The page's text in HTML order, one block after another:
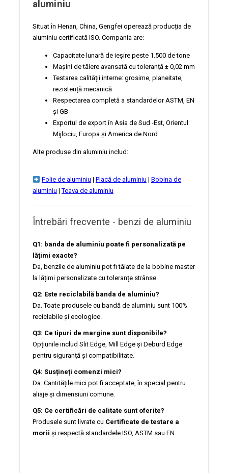
aluminiu
Situat în Henan, China, Gengfei operează producția de
aluminiu certificată ISO. Compania are:
Capacitate lunară de ieșire peste 1.500 de tone
Mașini de tăiere avansată cu toleranță ± 0,02 mm
Testarea calității interne: grosime, planeitate,
rezistență mecanică
Respectarea completă a standardelor ASTM, EN
și GB
Exportul de export în Asia de Sud -Est, Orientul
Mijlociu, Europa și America de Nord
Alte produse din aluminiu includ:
Folie de aluminiu | Placă de aluminiu | Bobina de
aluminiu |Teava de aluminiu
Întrebări frecvente - benzi de aluminiu
Q1: banda de aluminiu poate fi personalizată pe
lățimi exacte?
Da, benzile de aluminiu pot fi tăiate de la bobine master
la lățimi personalizate cu toleranțe strânse.
Q2: Este reciclabilă banda de aluminiu?
Da. Toate produsele cu bandă de aluminiu sunt 100%
reciclabile și ecologice.
Q3: Ce tipuri de margine sunt disponibile?
Opțiunile includ Slit Edge, Mill Edge și Deburd Edge
pentru siguranță și compatibilitate.
Q4: Susțineți comenzi mici?
Da. Cantitățile mici pot fi acceptate, în special pentru
aliaje și dimensiuni comune.
Q5: Ce certificări de calitate sunt oferite?
Produsele sunt livrate cu Certificate de testare a
morii și respectă standardele ISO, ASTM sau EN.